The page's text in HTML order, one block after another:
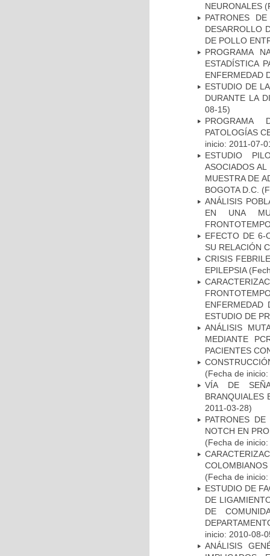
NEURONALES
PATRONES
DESARROLLO
DE POLLO
PROGRAMA
ESTADÍSTICA
ENFERMEDAD
ESTUDIO DE
DURANTE LA
08-15)
PROGRAMA
PATOLOGÍAS
inicio: 2011-07-
ESTUDIO
ASOCIADOS
MUESTRA DE
BOGOTA D.C.
ANÁLISIS
EN UNA
EFECTO DE 6-
SU RELACIÓN
CRISIS
EPILEPSIA
ENFERMEDAD
ESTUDIO DE
ANÁLISIS
MEDIANTE
PACIENTES
(Fecha de
VÍA DE
BRANQUIALES
2011-03-28)
PATRONES
NOTCH EN
(Fecha de
(Fecha de
ESTUDIO DE
DE
DE
inicio: 2010-08-
ANÁLISIS